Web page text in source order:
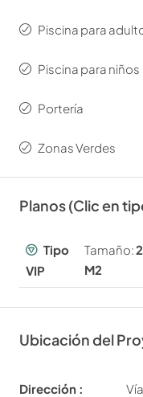
Piscina para
Piscina para niños
Portería
Zonas Verdes
Planos (Clic en
Tipo
VIP
Tamaño:
M2
Ubicación del
Dirección :